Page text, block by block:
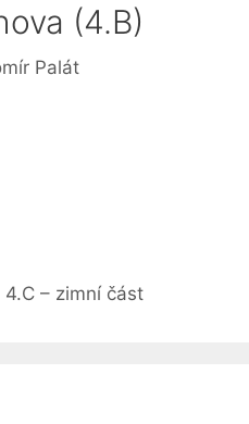
(4.B)
Palát
– zimní část